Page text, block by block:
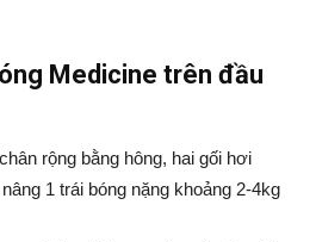
Medicine trên đầu
rộng bằng hông, hai gối hơi
1 trái bóng nặng khoảng 2-4kg